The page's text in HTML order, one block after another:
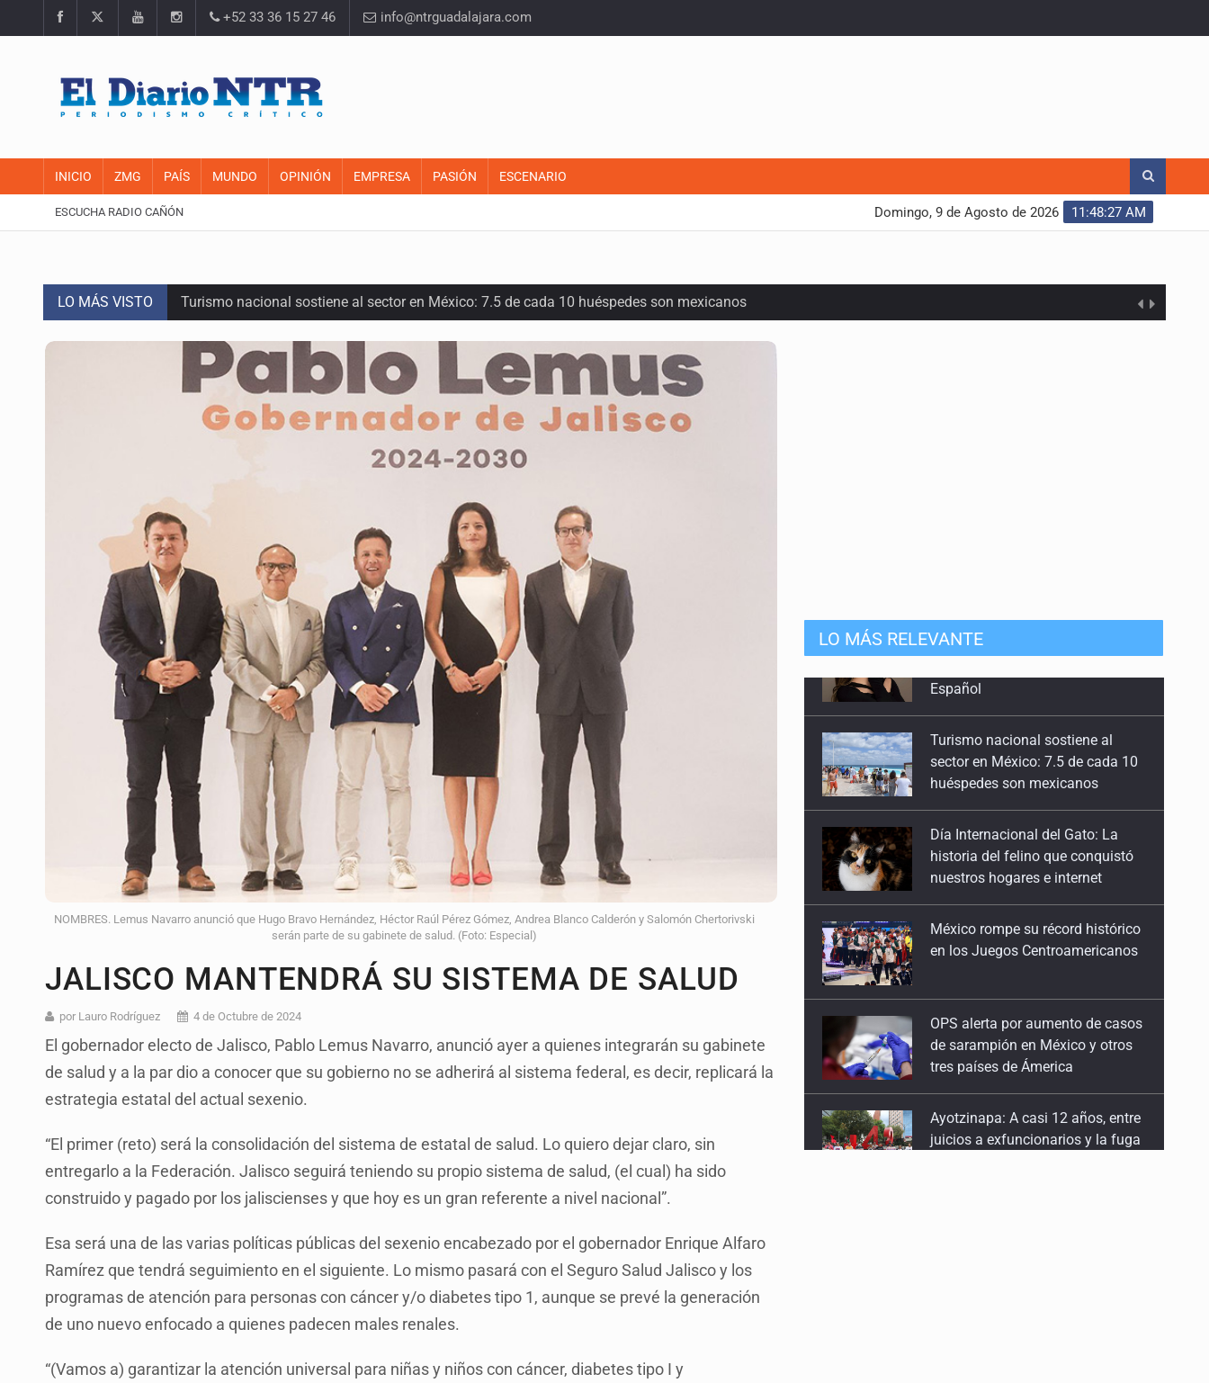
+52 33 36 15 27 46 info@ntrguadalajara.com
INICIO ZMG PAÍS MUNDO OPINIÓN EMPRESA PASIÓN ESCENARIO
ESCUCHA RADIO CAÑÓN 11:48:29 AM
Domingo, 9 de Agosto de 2026
LO MÁS VISTO Turismo nacional sostiene al sector en México: 7.5 de cada 10 huéspedes son mexicanos
Día Internacional del Gato: La historia del felino que conquistó nuestros hogares e internet
México rompe su récord histórico en los Juegos Centroamericanos
OPS alerta por aumento de casos de sarampión en México y otros tres países de Ámerica
Ayotzinapa: A casi 12 años, entre juicios a exfuncionarios y la fuga de Tomás Zerón
Pide regidora investigar dictámenes y desalojo de vecinos en Mirador de San Isidro
Ciclosporiasis no representa un riesgo epidemiológico masivo
Detienen en CDMX a Guadalupe “N” por huachicol
Belinda se corona como la más bella de 2026 en People en Español
NOMBRES. Lemus Navarro anunció que Hugo Bravo Hernández, Héctor Raúl Pérez Gómez, Andrea Blanco Calderón y Salomón Chertorivski
serán parte de su gabinete de salud. (Foto: Especial)
JALISCO MANTENDRÁ SU SISTEMA DE SALUD
por Lauro Rodríguez 4 de Octubre de 2024
El gobernador electo de Jalisco, Pablo Lemus Navarro, anunció ayer a quienes integrarán su gabinete
de salud y a la par dio a conocer que su gobierno no se adherirá al sistema federal, es decir, replicará la
estrategia estatal del actual sexenio.
“El primer (reto) será la consolidación del sistema de estatal de salud. Lo quiero dejar claro, sin
entregarlo a la Federación. Jalisco seguirá teniendo su propio sistema de salud, (el cual) ha sido
construido y pagado por los jaliscienses y que hoy es un gran referente a nivel nacional”.
Esa será una de las varias políticas públicas del sexenio encabezado por el gobernador Enrique Alfaro
Ramírez que tendrá seguimiento en el siguiente. Lo mismo pasará con el Seguro Salud Jalisco y los
programas de atención para personas con cáncer y/o diabetes tipo 1, aunque se prevé la generación
de uno nuevo enfocado a quienes padecen males renales.
“(Vamos a) garantizar la atención universal para niñas y niños con cáncer, diabetes tipo I y
LO MÁS RELEVANTE
Turismo nacional sostiene al
huéspedes son mexicanos
Día Internacional del Gato: La
nuestros hogares e internet
México rompe su récord histórico
tres países de Ámerica
Ayotzinapa: A casi 12 años, entre
de Tomás Zerón